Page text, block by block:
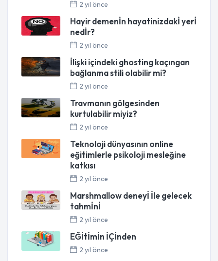
2 yıl önce
Hayir demenİn hayatinizdakİ yerİ
nedİr?
2 yıl önce
İlişki içindeki ghosting kaçıngan
bağlanma stili olabilir mi?
2 yıl önce
Travmanın gölgesinden
kurtulabilir miyiz?
2 yıl önce
Teknoloji dünyasının online
eğitimlerle psikoloji mesleğine
katkısı
2 yıl önce
Marshmallow deneyİ İle gelecek
tahmİnİ
2 yıl önce
EĞİtİmİn İÇİnden
2 yıl önce